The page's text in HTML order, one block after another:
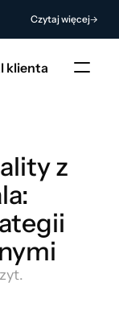
Czytaj więcej
do Twojego kodu
sztucznej inteligencji i
klienta
z